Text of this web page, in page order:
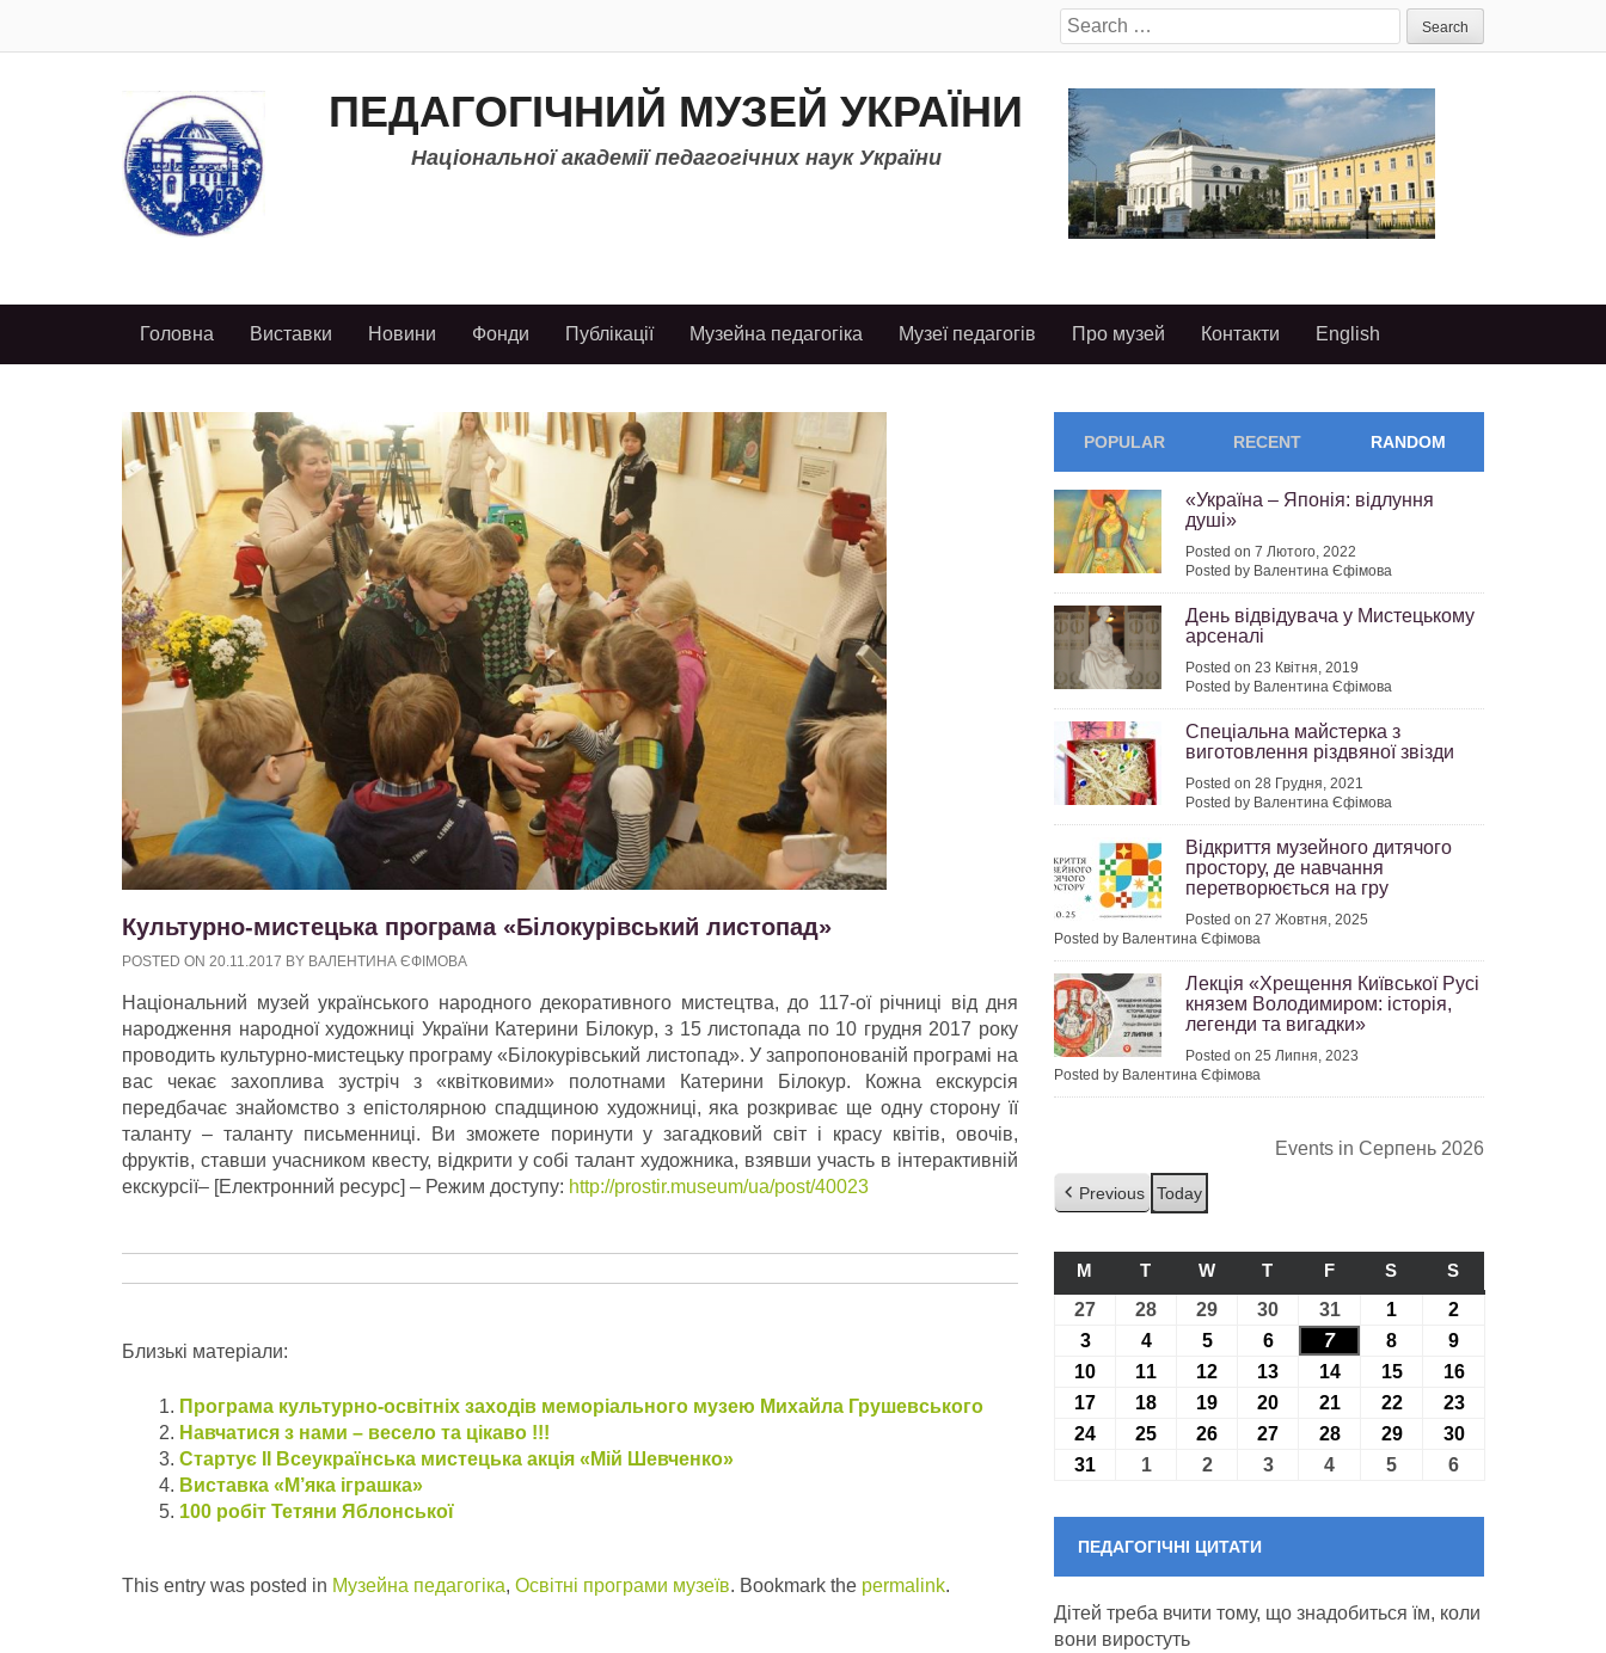
Search
for:
ПЕДАГОГІЧНИЙ МУЗЕЙ УКРАЇНИ
Національної академії педагогічних наук України
Головна Виставки Новини Фонди Публікації Музейна педагогіка Музеї педагогів Про музей Контакти English
Культурно-мистецька програма «Білокурівський листопад»
POSTED ON 20.11.2017 BY ВАЛЕНТИНА ЄФІМОВА
Національний музей українського народного декоративного мистецтва, до 117-ої річниці від дня
народження народної художниці України Катерини Білокур, з 15 листопада по 10 грудня 2017 року
проводить культурно-мистецьку програму «Білокурівський листопад». У запропонованій програмі на
вас чекає захоплива зустріч з «квітковими» полотнами Катерини Білокур. Кожна екскурсія
передбачає знайомство з епістолярною спадщиною художниці, яка розкриває ще одну сторону її
таланту – таланту письменниці. Ви зможете поринути у загадковий світ і красу квітів, овочів,
фруктів, ставши учасником квесту, відкрити у собі талант художника, взявши участь в інтерактивній
екскурсії– [Електронний ресурс] – Режим доступу: http://prostir.museum/ua/post/40023
Близькі матеріали:
Програма культурно-освітніх заходів меморіального музею Михайла Грушевського
Навчатися з нами – весело та цікаво !!!
Стартує ІІ Всеукраїнська мистецька акція «Мій Шевченко»
Виставка «М’яка іграшка»
100 робіт Тетяни Яблонської
This entry was posted in Музейна педагогіка, Освітні програми музеїв. Bookmark the permalink.
POPULAR RECENT RANDOM
«Україна – Японія: відлуння
душі»
Posted on 7 Лютого, 2022
Posted by Валентина Єфімова
День відвідувача у Мистецькому
арсеналі
Posted on 23 Квітня, 2019
Posted by Валентина Єфімова
Спеціальна майстерка з
виготовлення різдвяної звізди
Posted on 28 Грудня, 2021
Posted by Валентина Єфімова
Відкриття музейного дитячого
простору, де навчання
перетворюється на гру
Posted on 27 Жовтня, 2025
Posted by Валентина Єфімова
Лекція «Хрещення Київської Русі
князем Володимиром: історія,
легенди та вигадки»
Posted on 25 Липня, 2023
Posted by Валентина Єфімова
Events in Серпень 2026
Previous Today
M ПОНЕДІЛОК
T ВІВТОРОК
WСЕРЕДА
T ЧЕТВЕР
FП’ЯТНИЦЯ
S СУБОТА
S
27 27.07.2026
28 28.07.2026
29 29.07.2026
30 30.07.2026
3131.07.2026
1 01.08.2026
2
303.08.2026
404.08.2026
505.08.2026
606.08.2026
707.08.2026
8 08.08.2026
9
10 10.08.2026
11 11.08.2026
12 12.08.2026
13 13.08.2026
1414.08.2026
1515.08.2026
1616.08.2026
17 17.08.2026
18 18.08.2026
19 19.08.2026
20 20.08.2026
2121.08.2026
2222.08.2026
2323.08.2026
24 24.08.2026
25 25.08.2026
26 26.08.2026
27 27.08.2026
2828.08.2026
2929.08.2026
3030.08.2026
31 31.08.2026
101.09.2026
202.09.2026
303.09.2026
4 04.09.2026
5 05.09.2026
6
ПЕДАГОГІЧНІ ЦИТАТИ
Дітей треба вчити тому, що знадобиться їм, коли
вони виростуть